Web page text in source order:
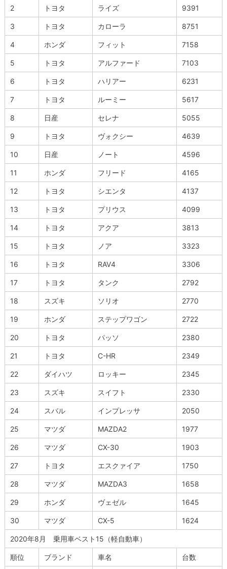
2 トヨタ ライズ 9391
3 トヨタ カローラ 8751
4 ホンダ フィット 7158
5 トヨタ アルファード 7103
6 トヨタ ハリアー 6231
7 トヨタ ルーミー 5617
8 日産 セレナ 5055
9 トヨタ ヴォクシー 4639
10 日産 ノート 4596
11 ホンダ フリード 4165
12 トヨタ シエンタ 4137
13 トヨタ プリウス 4099
14 トヨタ アクア 3813
15 トヨタ ノア 3323
16 トヨタ RAV4 3306
17 トヨタ タンク 2792
18 スズキ ソリオ 2770
19 ホンダ ステップワゴン 2722
20 トヨタ パッソ 2380
21 トヨタ C-HR 2349
22 ダイハツ ロッキー 2345
23 スズキ スイフト 2330
24 スバル インプレッサ 2050
25 マツダ MAZDA2 1977
26 マツダ CX-30 1903
27 トヨタ エスクァイア 1750
28 マツダ MAZDA3 1658
29 ホンダ ヴェゼル 1645
30 マツダ CX-5 1624
2020年8月 乗用車ベスト15（軽自動車）
順位 ブランド 車名 台数